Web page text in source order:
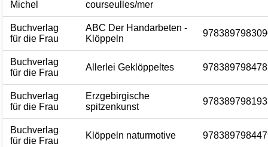
Michel
courseulles/mer
Buchverlag
für die Frau
ABC Der Handarbeten -
Klöppeln
Buchverlag
für die Frau
Allerlei Geklöppeltes
Buchverlag
für die Frau
Erzgebirgische
spitzenkunst
Buchverlag
für die Frau
Klöppeln naturmotive